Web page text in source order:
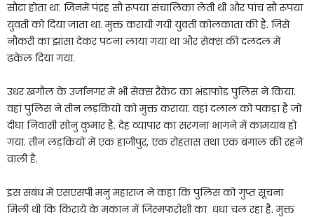
सौदा होता था. जिनमें पंद्रह सौ रूपया संचालिका लेती थी और पांच सौ रूपया
युवती को दिया जाता था. मुक्त करायी गयी युवती कोलकाता की है. जिसे
नौकरी का झांसा देकर पटना लाया गया था और सेक्स की दलदल में
ढकेल दिया गया.
उधर खगौल के उर्जानगर में भी सेक्स रैकेट का भंडाफोड पुलिस ने किया.
वहां पुलिस ने तीन लड़कियों को मुक्त कराया. वहां दलाल को पकड़ा है जो
दीघा निवासी सोनु कुमार है. देह व्यापार का सरगना भागने में कामयाब हो
गया. तीन लड़कियों में एक हाजीपुर, एक रोहतास तथा एक बंगाल की रहने
वाली है.
इस संबंध में एसएसपी मनु महाराज ने कहा कि पुलिस को गुप्त सूचना
मिली थी कि किराये के मकान में जिस्मफरोशी का धंधा चल रहा है. मुक्त